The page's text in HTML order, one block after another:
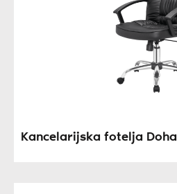
Kancelarijska fotelja Doha